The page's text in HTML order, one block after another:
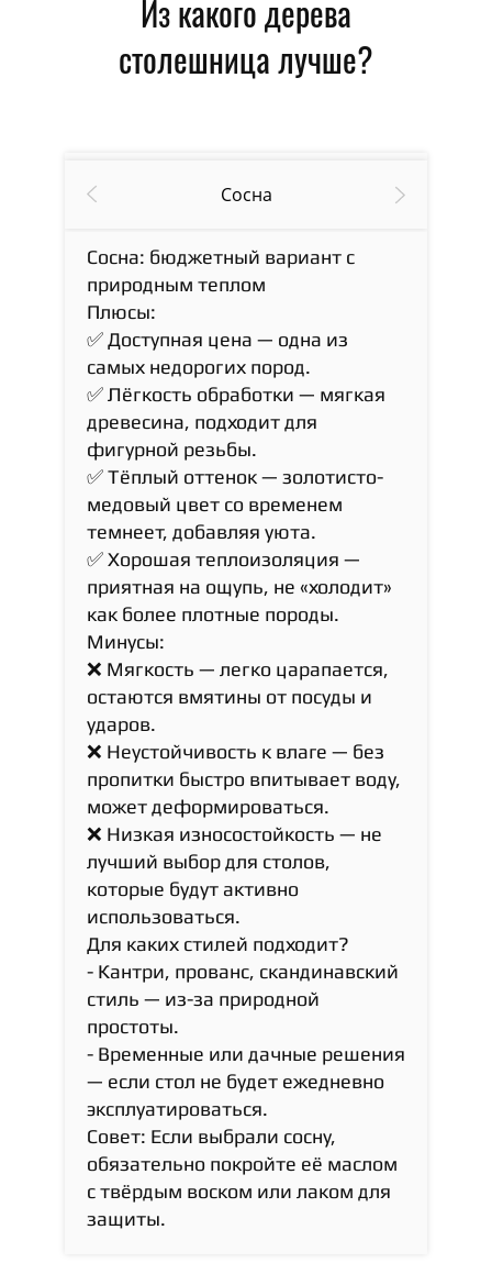
Из какого дерева
столешница лучше?
Сосна
Сосна: бюджетный вариант с
природным теплом
Плюсы:
✅ Доступная цена — одна из
самых недорогих пород.
✅ Лёгкость обработки — мягкая
древесина, подходит для
фигурной резьбы.
✅ Тёплый оттенок — золотисто-
медовый цвет со временем
темнеет, добавляя уюта.
✅ Хорошая теплоизоляция —
приятная на ощупь, не «холодит»
как более плотные породы.
Минусы:
❌ Мягкость — легко царапается,
остаются вмятины от посуды и
ударов.
❌ Неустойчивость к влаге — без
пропитки быстро впитывает воду,
может деформироваться.
❌ Низкая износостойкость — не
лучший выбор для столов,
которые будут активно
использоваться.
Для каких стилей подходит?
- Кантри, прованс, скандинавский
стиль — из-за природной
простоты.
- Временные или дачные решения
— если стол не будет ежедневно
эксплуатироваться.
Совет: Если выбрали сосну,
обязательно покройте её маслом
с твёрдым воском или лаком для
защиты.